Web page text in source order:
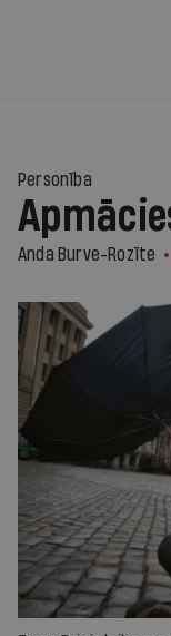
Personība
Anda Burve-Rozīte